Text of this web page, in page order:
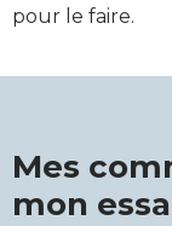
pour le faire.
Mes
mon